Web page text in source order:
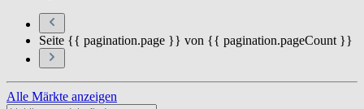
Seite {{ pagination.page }} von {{ pagination.pageCount }}
Alle Märkte anzeigen